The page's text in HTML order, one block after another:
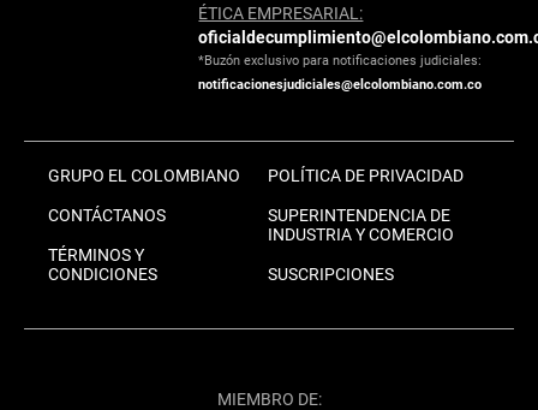
ÉTICA EMPRESARIAL:
*Buzón exclusivo para notificaciones judiciales:
notificacionesjudiciales@elcolombiano.com.co
GRUPO EL COLOMBIANO
CONTÁCTANOS
TÉRMINOS Y
CONDICIONES
POLÍTICA DE PRIVACIDAD
SUPERINTENDENCIA DE
INDUSTRIA Y COMERCIO
SUSCRIPCIONES
MIEMBRO DE: